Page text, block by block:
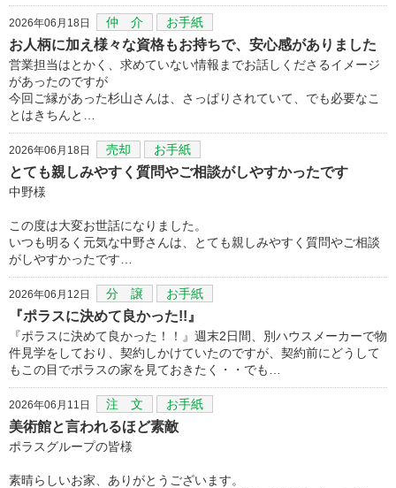
2026年06月18日 仲 介 お手紙
お人柄に加え様々な資格もお持ちで、安心感がありました
営業担当はとかく、求めていない情報までお話しくださるイメージ
があったのですが
今回ご縁があった杉山さんは、さっぱりされていて、でも必要なこ
とはきちんと…
2026年06月18日 売却 お手紙
とても親しみやすく質問やご相談がしやすかったです
中野様
この度は大変お世話になりました。
いつも明るく元気な中野さんは、とても親しみやすく質問やご相談
がしやすかったです…
2026年06月12日 分 譲 お手紙
『ポラスに決めて良かった!!』
『ポラスに決めて良かった！！』週末2日間、別ハウスメーカーで物
件見学をしており、契約しかけていたのですが、契約前にどうして
もこの目でポラスの家を見ておきたく・・でも…
2026年06月11日 注 文 お手紙
美術館と言われるほど素敵
ポラスグループの皆様
素晴らしいお家、ありがとうございます。